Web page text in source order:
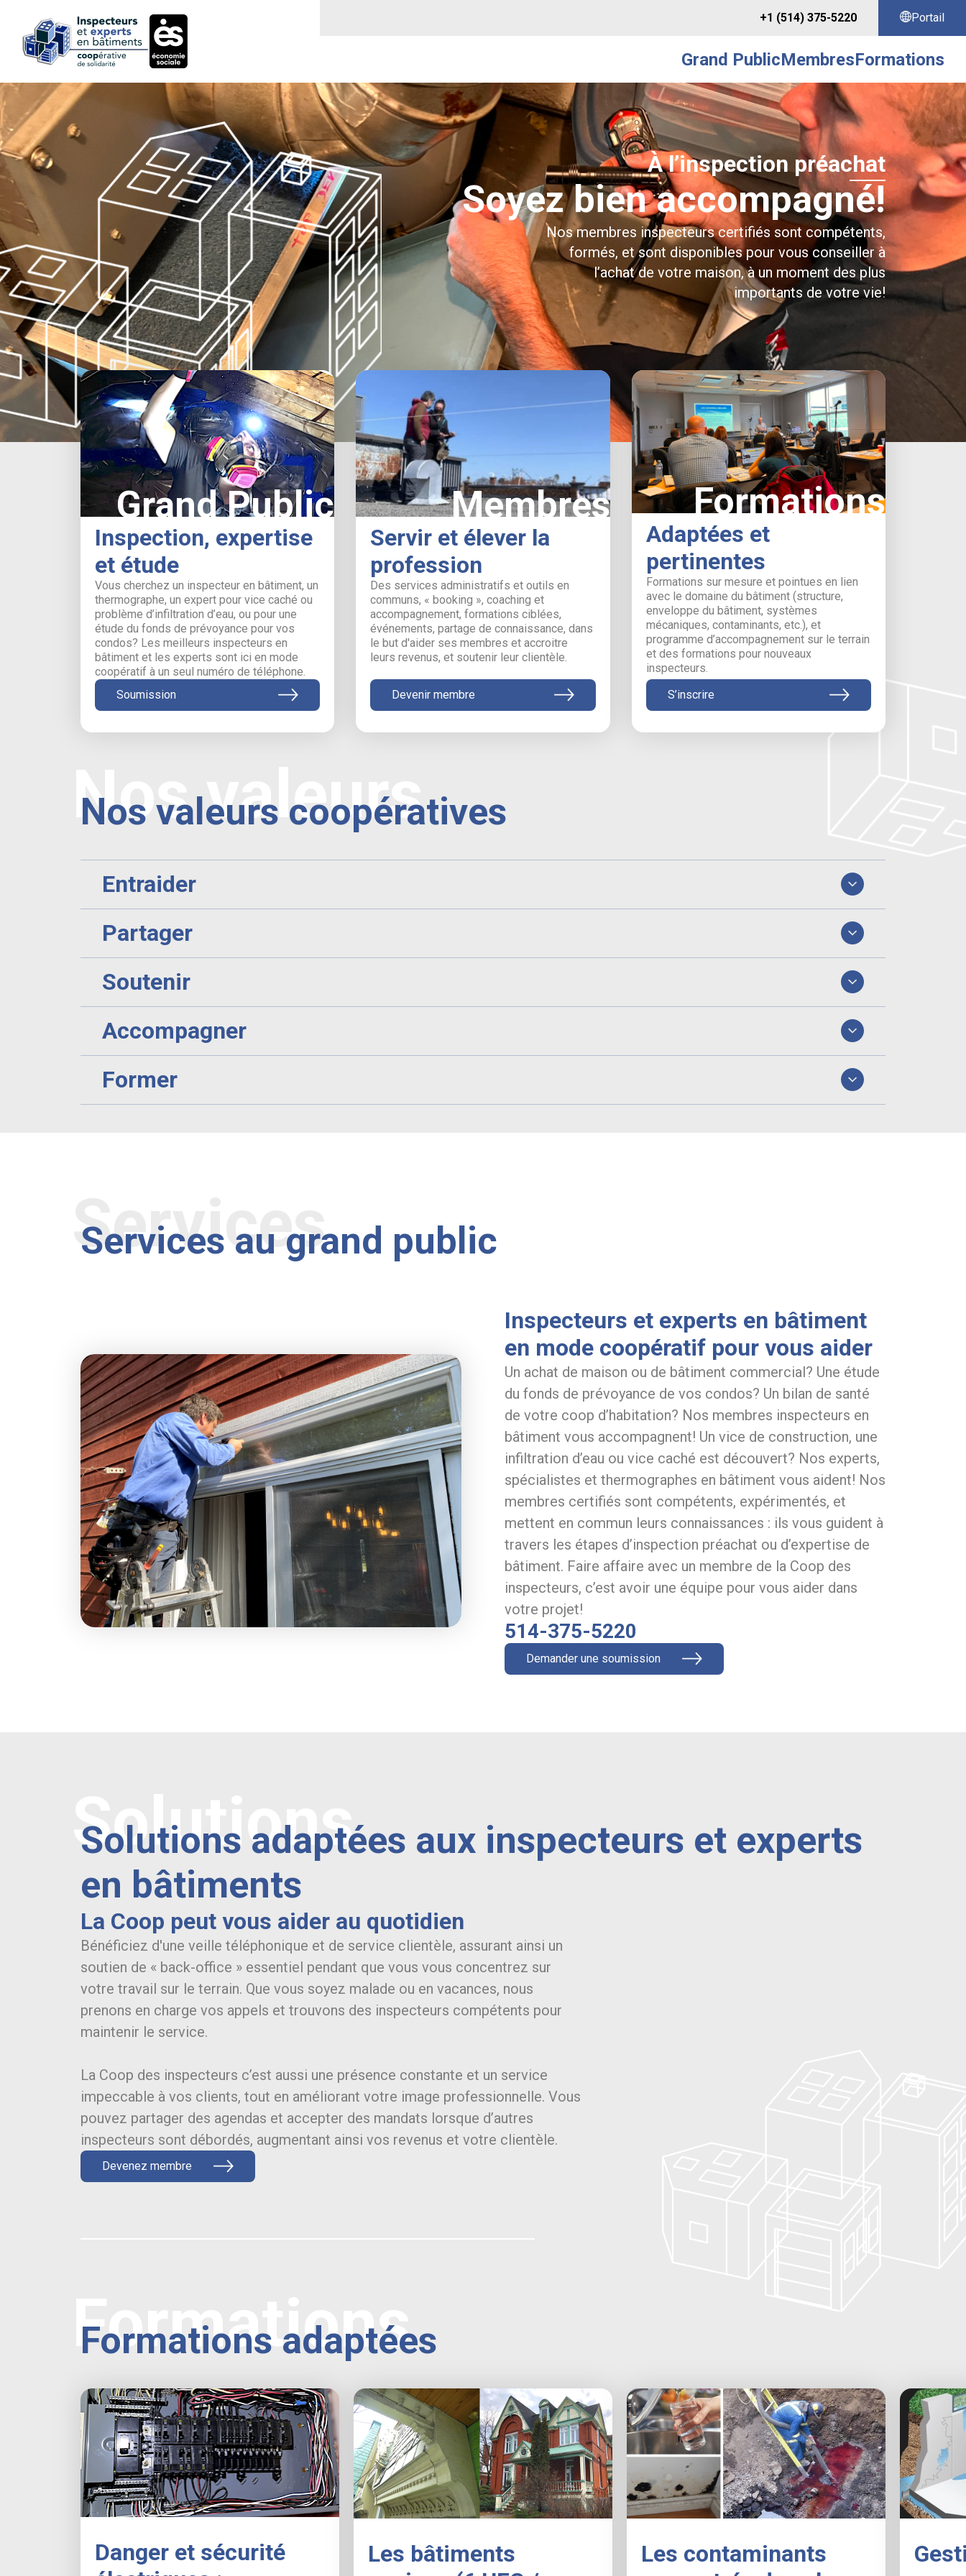
+1 (514) 375-5220 Portail
Grand PublicMembresFormations
À l’inspection préachat
Soyez bien accompagné!
Nos membres inspecteurs certifiés sont compétents,
formés, et sont disponibles pour vous conseiller à
l’achat de votre maison, à un moment des plus
importants de votre vie!
Grand Public
Inspection, expertise
et étude
Vous cherchez un inspecteur en bâtiment, un
thermographe, un expert pour vice caché ou
problème d’infiltration d’eau, ou pour une
étude du fonds de prévoyance pour vos
condos? Les meilleurs inspecteurs en
bâtiment et les experts sont ici en mode
coopératif à un seul numéro de téléphone.
Soumission
Membres
Servir et élever la
profession
Des services administratifs et outils en
communs, « booking », coaching et
accompagnement, formations ciblées,
événements, partage de connaissance, dans
le but d'aider ses membres et accroitre
leurs revenus, et soutenir leur clientèle.
Devenir membre
Formations
Adaptées et
pertinentes
Formations sur mesure et pointues en lien
avec le domaine du bâtiment (structure,
enveloppe du bâtiment, systèmes
mécaniques, contaminants, etc.), et
programme d’accompagnement sur le terrain
et des formations pour nouveaux
inspecteurs.
S’inscrire
Nos valeurs coopératives
Nos valeurs
Entraider
Partager
Soutenir
Accompagner
Former
Services au grand public
Services
Inspecteurs et experts en bâtiment
en mode coopératif pour vous aider
Un achat de maison ou de bâtiment commercial? Une étude
du fonds de prévoyance de vos condos? Un bilan de santé
de votre coop d’habitation? Nos membres inspecteurs en
bâtiment vous accompagnent! Un vice de construction, une
infiltration d’eau ou vice caché est découvert? Nos experts,
spécialistes et thermographes en bâtiment vous aident! Nos
membres certifiés sont compétents, expérimentés, et
mettent en commun leurs connaissances : ils vous guident à
travers les étapes d’inspection préachat ou d’expertise de
bâtiment. Faire affaire avec un membre de la Coop des
inspecteurs, c’est avoir une équipe pour vous aider dans
votre projet!
514-375-5220
Demander une soumission
Solutions adaptées aux inspecteurs et experts
en bâtiments
Solutions
La Coop peut vous aider au quotidien
Bénéficiez d'une veille téléphonique et de service clientèle, assurant ainsi un
soutien de « back-office » essentiel pendant que vous vous concentrez sur
votre travail sur le terrain. Que vous soyez malade ou en vacances, nous
prenons en charge vos appels et trouvons des inspecteurs compétents pour
maintenir le service.
La Coop des inspecteurs c’est aussi une présence constante et un service
impeccable à vos clients, tout en améliorant votre image professionnelle. Vous
pouvez partager des agendas et accepter des mandats lorsque d’autres
inspecteurs sont débordés, augmentant ainsi vos revenus et votre clientèle.
Devenez membre
Formations adaptées
Formations
Danger et sécurité
Les bâtiments
Les contaminants